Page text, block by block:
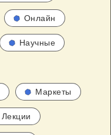
Онлайн
Научные
Маркеты
Лекции